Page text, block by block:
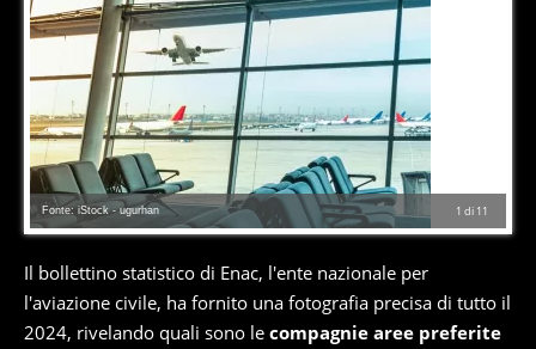
1 di 11
Fonte: iStock - ugurhan
Il bollettino statistico di Enac, l'ente nazionale per
l'aviazione civile, ha fornito una fotografia precisa di tutto il
2024, rivelando quali sono le compagnie aree preferite